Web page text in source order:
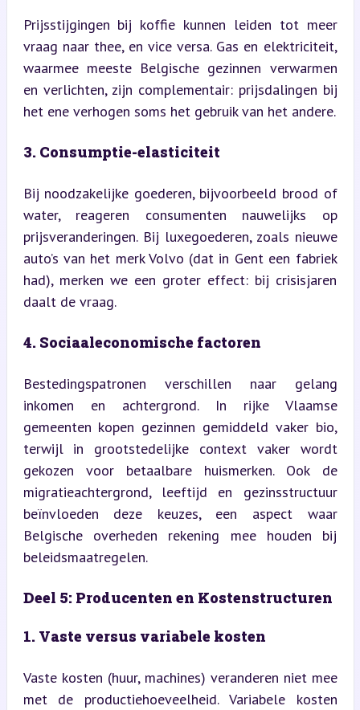
Prijsstijgingen bij koffie kunnen leiden tot meer
vraag naar thee, en vice versa. Gas en elektriciteit,
waarmee meeste Belgische gezinnen verwarmen
en verlichten, zijn complementair: prijsdalingen bij
het ene verhogen soms het gebruik van het andere.
3. Consumptie-elasticiteit
Bij noodzakelijke goederen, bijvoorbeeld brood of
water, reageren consumenten nauwelijks op
prijsveranderingen. Bij luxegoederen, zoals nieuwe
auto’s van het merk Volvo (dat in Gent een fabriek
had), merken we een groter effect: bij crisisjaren
daalt de vraag.
4. Sociaaleconomische factoren
Bestedingspatronen verschillen naar gelang
inkomen en achtergrond. In rijke Vlaamse
gemeenten kopen gezinnen gemiddeld vaker bio,
terwijl in grootstedelijke context vaker wordt
gekozen voor betaalbare huismerken. Ook de
migratieachtergrond, leeftijd en gezinsstructuur
beïnvloeden deze keuzes, een aspect waar
Belgische overheden rekening mee houden bij
beleidsmaatregelen.
Deel 5: Producenten en Kostenstructuren
1. Vaste versus variabele kosten
Vaste kosten (huur, machines) veranderen niet mee
met de productiehoeveelheid. Variabele kosten